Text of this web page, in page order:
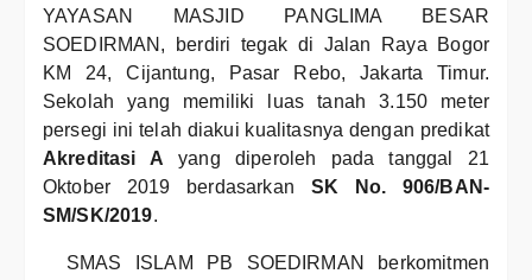
YAYASAN MASJID PANGLIMA BESAR
SOEDIRMAN, berdiri tegak di Jalan Raya Bogor
KM 24, Cijantung, Pasar Rebo, Jakarta Timur.
Sekolah yang memiliki luas tanah 3.150 meter
persegi ini telah diakui kualitasnya dengan predikat
Akreditasi A yang diperoleh pada tanggal 21
Oktober 2019 berdasarkan SK No. 906/BAN-
SM/SK/2019.
SMAS ISLAM PB SOEDIRMAN berkomitmen